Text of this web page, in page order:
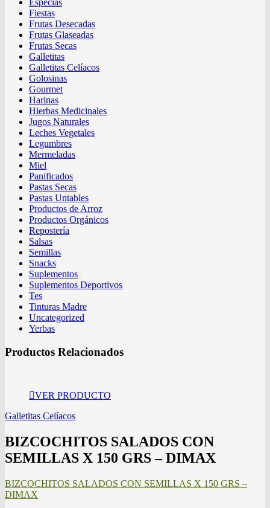
Fiestas
Frutas Desecadas
Frutas Glaseadas
Frutas Secas
Galletitas
Galletitas Celíacos
Golosinas
Gourmet
Harinas
Hierbas Medicinales
Jugos Naturales
Leches Vegetales
Legumbres
Mermeladas
Miel
Panificados
Pastas Secas
Pastas Untables
Productos de Arroz
Productos Orgánicos
Repostería
Salsas
Semillas
Snacks
Suplementos
Suplementos Deportivos
Tes
Tinturas Madre
Uncategorized
Yerbas
Productos Relacionados
VER PRODUCTO
Galletitas Celíacos
BIZCOCHITOS SALADOS CON
SEMILLAS X 150 GRS – DIMAX
BIZCOCHITOS SALADOS CON SEMILLAS X 150 GRS –
DIMAX